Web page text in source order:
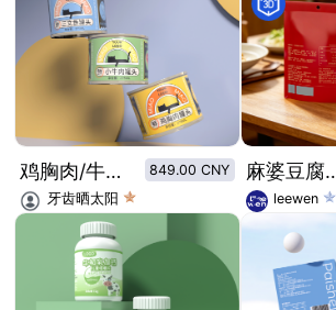
鸡胸肉/牛肉/三文鱼猫罐头包装设计
849.00 CNY
牙齿晒太阳
麻婆豆腐预制菜包装设计 酱
leewen